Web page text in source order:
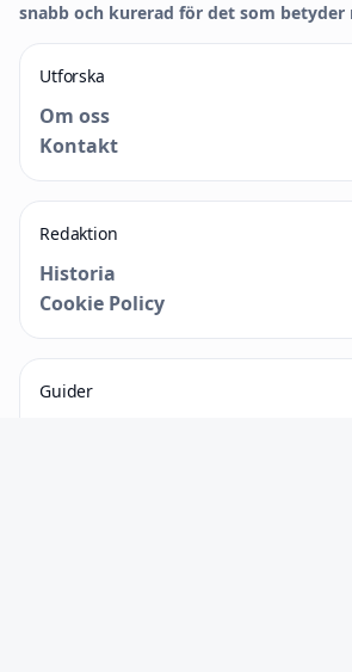
snabb och kurerad för det som betyder
Utforska
Om oss
Kontakt
Redaktion
Historia
Cookie Policy
Guider